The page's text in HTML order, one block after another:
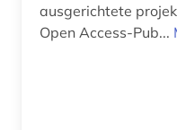
ausgerichtete
Open Access-Pub...